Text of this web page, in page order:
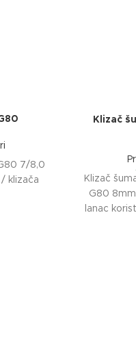
7/8,0
klizača
Klizač
Klizač
G80
lanac